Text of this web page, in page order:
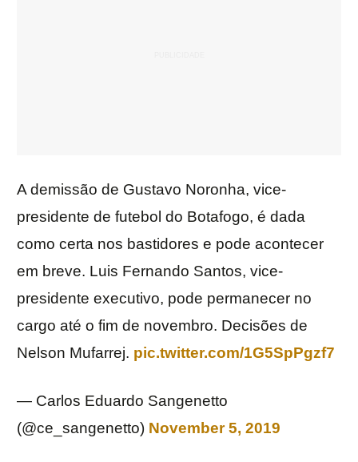
A demissão de Gustavo Noronha, vice-
presidente de futebol do Botafogo, é dada
como certa nos bastidores e pode acontecer
em breve. Luis Fernando Santos, vice-
presidente executivo, pode permanecer no
cargo até o fim de novembro. Decisões de
Nelson Mufarrej. pic.twitter.com/1G5SpPgzf7
— Carlos Eduardo Sangenetto
(@ce_sangenetto) November 5, 2019